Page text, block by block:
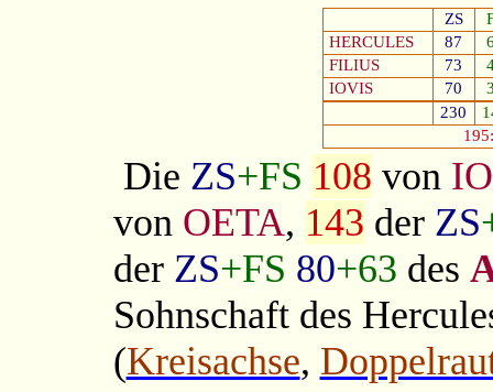
ZS
HERCULES
87
FILIUS
73
IOVIS
70
230
195
Die ZS+FS 108 von
von OETA, 143 der ZS
der ZS+FS 80+63 des
Sohnschaft des
(Kreisachse,